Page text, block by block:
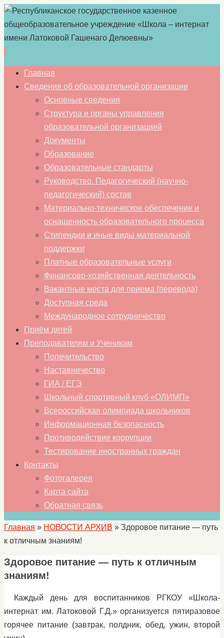
Перейти
содержимому
Главная
Сведения об образовательной организации
Основные сведения
Структура и органы управления
образовательной организацией
Документы
Образование
Образовательные стандарты
Руководство. Педагогический (научно-
педагогический) состав
Материально-техническое обеспечение и
оснащенность образовательного процесса
Стипендии и иные виды материальной
поддержки
Платные образовательные услуги
Финансово-хозяйственная деятельность
Вакантные места для приема (перевода)
Доступная среда
Международное сотрудничество
Приём детей
Преподавателям и Ученикам
Попечительство
Наставничество
ГИА / ЕГЭ
Школьный спортивный клуб «ОЛИМП»
Всероссийская олимпиада школьников
Информационная безопасность
Противодействие коррупции
Тестирование иностранных граждан
Контакты
Фотогалерея
Карта сайта
Обратная связь
Главная » НОВОСТИ АРХИВ » Здоровое питание — путь
к отличным знаниям!
Здоровое питание — путь к отличным
знаниям!
Каждый день для воспитанников РГКОУ «Школа-
интернат им. Латоковой Г.Д.» организуется пятиразовое
горячее питание (завтрак, полдник, обед, ужин, второй